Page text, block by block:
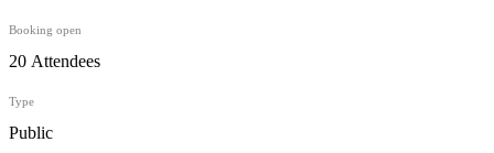
Booking open
20 Attendees
Type
Public